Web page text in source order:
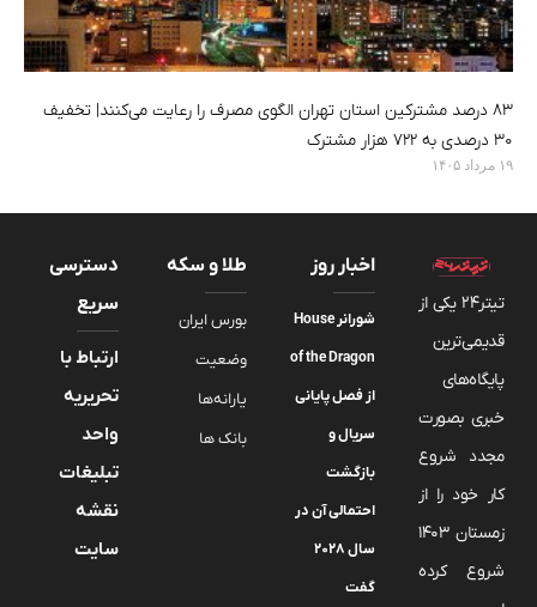
۸۳ درصد مشترکین استان تهران الگوی مصرف را رعایت می‌کنند| تخفیف
۳۰ درصدی به ۷۲۲ هزار مشترک
۱۹ مرداد ۱۴۰۵
تیتر24 یکی از
قدیمی‌ترین
پایگاه‌های
خبری بصورت
مجدد شروع
کار خود را از
زمستان 1403
شروع کرده
اخبار روز
شورانر House
of the Dragon
از فصل پایانی
سریال و
بازگشت
احتمالی آن در
سال ۲۰۲۸
گفت
طلا و سکه
بورس ایران
وضعیت
یارانه‌ها
بانک ها
دسترسی
سریع
ارتباط با
تحریریه
واحد
تبلیغات
نقشه
سایت